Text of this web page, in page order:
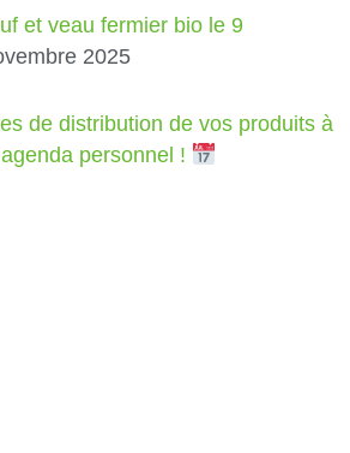
et veau fermier bio le 9
2025
de distribution de vos produits à
personnel !